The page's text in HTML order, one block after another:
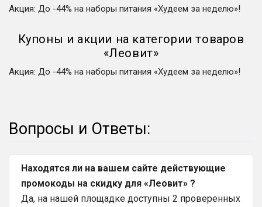
Акция: До -44% на наборы питания «Худеем за неделю»!
Купоны и акции на категории товаров
«Леовит»
Акция: До -44% на наборы питания «Худеем за неделю»!
Вопросы и Ответы:
Находятся ли на вашем сайте действующие
промокоды на скидку для «Леовит» ?
Да, на нашей площадке доступны 2 проверенных